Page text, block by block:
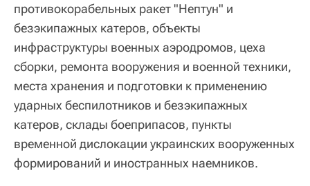
противокорабельных ракет "Нептун" и
безэкипажных катеров, объекты
инфраструктуры военных аэродромов, цеха
сборки, ремонта вооружения и военной техники,
места хранения и подготовки к применению
ударных беспилотников и безэкипажных
катеров, склады боеприпасов, пункты
временной дислокации украинских вооруженных
формирований и иностранных наемников.